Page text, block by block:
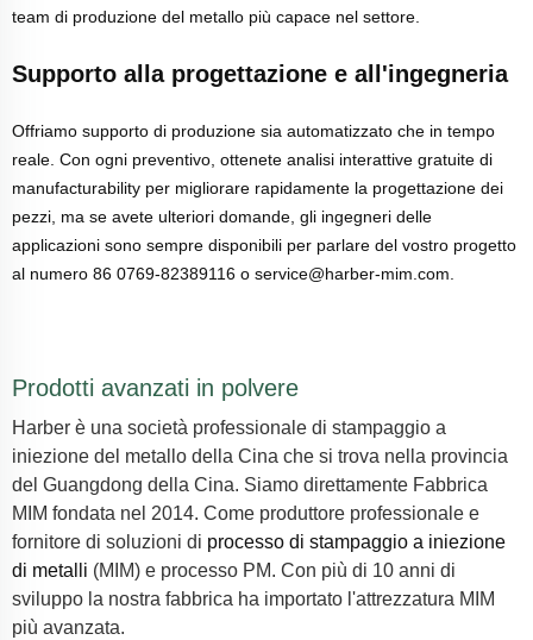
team di produzione del metallo più capace nel settore.
Supporto alla progettazione e all'ingegneria
Offriamo supporto di produzione sia automatizzato che in tempo
reale. Con ogni preventivo, ottenete analisi interattive gratuite di
manufacturability per migliorare rapidamente la progettazione dei
pezzi, ma se avete ulteriori domande, gli ingegneri delle
applicazioni sono sempre disponibili per parlare del vostro progetto
al numero 86 0769-82389116 o service@harber-mim.com.
Prodotti avanzati in polvere
Harber è una società professionale di stampaggio a
iniezione del metallo della Cina che si trova nella provincia
del Guangdong della Cina. Siamo direttamente Fabbrica
MIM fondata nel 2014. Come produttore professionale e
fornitore di soluzioni di processo di stampaggio a iniezione
di metalli (MIM) e processo PM. Con più di 10 anni di
sviluppo la nostra fabbrica ha importato l'attrezzatura MIM
più avanzata.